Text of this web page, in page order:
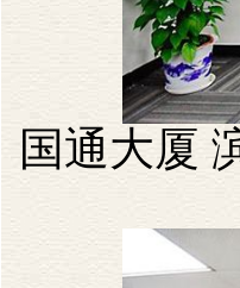
国通大厦